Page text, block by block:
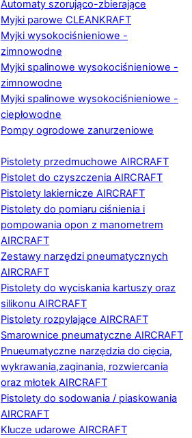
Automaty szorująco-zbierające
Myjki parowe CLEANKRAFT
Myjki wysokociśnieniowe -
zimnowodne
Myjki spalinowe wysokociśnieniowe -
zimnowodne
Myjki spalinowe wysokociśnieniowe -
ciepłowodne
Pompy ogrodowe zanurzeniowe
Pistolety przedmuchowe AIRCRAFT
Pistolet do czyszczenia AIRCRAFT
Pistolety lakiernicze AIRCRAFT
Pistolety do pomiaru ciśnienia i
pompowania opon z manometrem
AIRCRAFT
Zestawy narzędzi pneumatycznych
AIRCRAFT
Pistolety do wyciskania kartuszy oraz
silikonu AIRCRAFT
Pistolety rozpylające AIRCRAFT
Smarownice pneumatyczne AIRCRAFT
Pnueumatyczne narzędzia do cięcia,
wykrawania,zaginania, rozwiercania
oraz młotek AIRCRAFT
Pistolety do sodowania / piaskowania
AIRCRAFT
Klucze udarowe AIRCRAFT